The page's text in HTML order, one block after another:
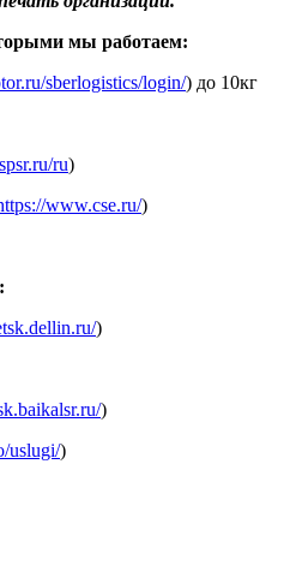
мы работаем:
sberlogistics/login/) до 10кг
ru)
www.cse.ru/)
)
)
uslugi/)